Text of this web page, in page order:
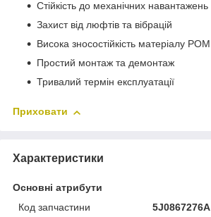
Стійкість до механічних навантажень
Захист від люфтів та вібрацій
Висока зносостійкість матеріалу POM
Простий монтаж та демонтаж
Тривалий термін експлуатації
Приховати
Характеристики
Основні атрибути
Код запчастини
5J0867276A